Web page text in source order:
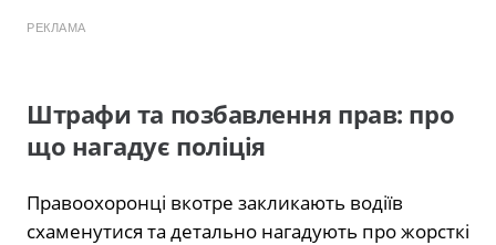
РЕКЛАМА
Штрафи та позбавлення прав: про
що нагадує поліція
Правоохоронці вкотре закликають водіїв
схаменутися та детально нагадують про жорсткі